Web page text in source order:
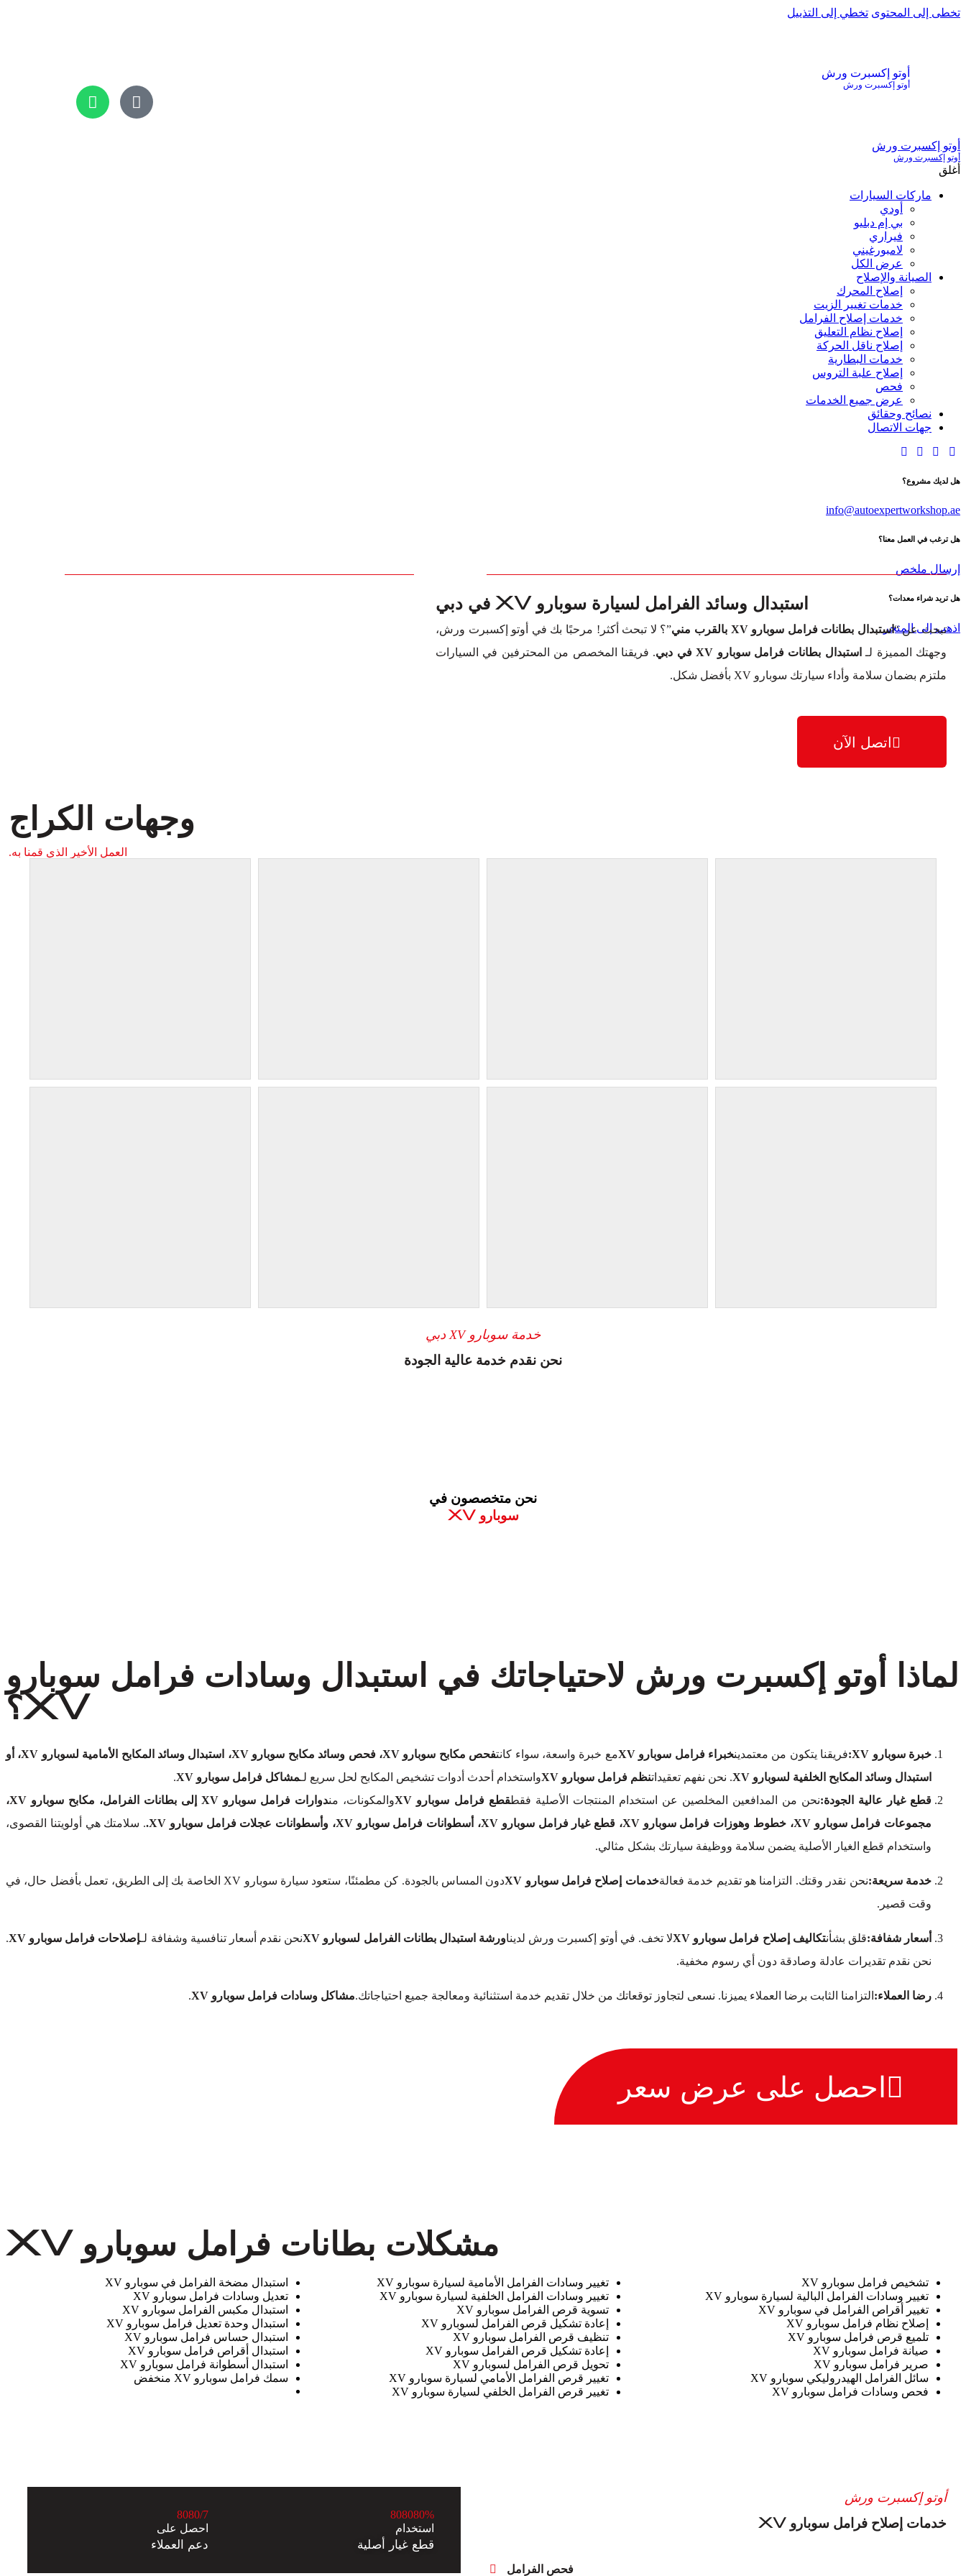
تخطى إلى المحتوى تخطي إلى التذييل
أوتو إكسبرت ورش
أوتو إكسبرت ورش
أوتو إكسبرت ورش
أوتو إكسبرت ورش
أغلق
ماركات السيارات
أودي
بي إم دبليو
فيراري
لامبورغيني
عرض الكل
الصيانة والإصلاح
إصلاح المحرك
خدمات تغيير الزيت
خدمات إصلاح الفرامل
إصلاح نظام التعليق
إصلاح ناقل الحركة
خدمات البطارية
إصلاح علبة التروس
فحص
عرض جميع الخدمات
نصائح وحقائق
جهات الاتصال
هل لديك مشروع؟
info@autoexpertworkshop.ae
هل ترغب في العمل معنا؟
إرسال ملخص
هل تريد شراء معدات؟
اذهب إلى المتجر
استبدال وسائد الفرامل لسيارة سوبارو XV في دبي
تبحث عن “استبدال بطانات فرامل سوبارو XV بالقرب مني
”؟ لا تبحث أكثر! مرحبًا بك في أوتو إكسبرت ورش،
وجهتك المميزة لـ استبدال بطانات فرامل سوبارو XV في دبي
. فريقنا المخصص من المحترفين في السيارات
ملتزم بضمان سلامة وأداء سيارتك سوبارو XV بأفضل شكل.
اتصل الآن
وجهات الكراج
العمل الأخير الذي قمنا به.
خدمة سوبارو XV دبي
نحن نقدم خدمة عالية الجودة
نحن متخصصون في
سوبارو XV
لماذا أوتو إكسبرت ورش لاحتياجاتك في استبدال وسادات فرامل سوبارو
XV؟
خبرة سوبارو XV: فريقنا يتكون من معتمدينخبراء فرامل سوبارو XV مع خبرة واسعة، سواء كانت
فحص مكابح سوبارو XV، فحص وسائد مكابح سوبارو XV، استبدال وسائد المكابح الأمامية لسوبارو XV، أو
استبدال وسائد المكابح الخلفية لسوبارو XV
. نحن نفهم تعقيداتنظم فرامل سوبارو XV واستخدام أحدث أدوات تشخيص المكابح لحل سريع لـمشاكل فرامل سوبارو XV
.
قطع غيار عالية الجودة:نحن من المدافعين المخلصين عن استخدام المنتجات الأصلية فقطقطع فرامل سوبارو XV والمكونات، من
دوارات فرامل سوبارو XV إلى بطانات الفرامل، مكابح سوبارو XV،
مجموعات فرامل سوبارو XV، خطوط وهوزات فرامل سوبارو XV، قطع غيار فرامل سوبارو XV، أسطوانات فرامل سوبارو XV، وأسطوانات عجلات فرامل سوبارو XV.
. سلامتك هي أولويتنا القصوى،
واستخدام قطع الغيار الأصلية يضمن سلامة ووظيفة سيارتك بشكل مثالي.
خدمة سريعة:نحن نقدر وقتك. التزامنا هو تقديم خدمة فعالةخدمات إصلاح فرامل سوبارو XV
دون المساس بالجودة. كن مطمئنًا، ستعود سيارة سوبارو XV الخاصة بك إلى الطريق، تعمل بأفضل حال، في
وقت قصير.
أسعار شفافة:قلق بشأنتكاليف إصلاح فرامل سوبارو XV لا تخف. في أوتو إكسبرت ورش لديناورشة استبدال بطانات الفرامل لسوبارو XV نحن نقدم أسعار تنافسية وشفافة لـإصلاحات فرامل سوبارو XV
.
نحن نقدم تقديرات عادلة وصادقة دون أي رسوم مخفية.
رضا العملاء: التزامنا الثابت برضا العملاء يميزنا. نسعى لتجاوز توقعاتك من خلال تقديم خدمة استثنائية ومعالجة جميع احتياجاتك.مشاكل وسادات فرامل سوبارو XV .
احصل على عرض سعر
مشكلات بطانات فرامل سوبارو XV
تشخيص فرامل سوبارو XV
تغيير وسادات الفرامل البالية لسيارة سوبارو XV
تغيير أقراص الفرامل في سوبارو XV
إصلاح نظام فرامل سوبارو XV
تلميع قرص فرامل سوبارو XV
صيانة فرامل سوبارو XV
صرير فرامل سوبارو XV
سائل الفرامل الهيدروليكي سوبارو XV
فحص وسادات فرامل سوبارو XV
تغيير وسادات الفرامل الأمامية لسيارة سوبارو XV
تغيير وسادات الفرامل الخلفية لسيارة سوبارو XV
تسوية قرص الفرامل سوبارو XV
إعادة تشكيل قرص الفرامل لسوبارو XV
تنظيف قرص الفرامل سوبارو XV
إعادة تشكيل قرص الفرامل سوبارو XV
تحويل قرص الفرامل لسوبارو XV
تغيير قرص الفرامل الأمامي لسيارة سوبارو XV
تغيير قرص الفرامل الخلفي لسيارة سوبارو XV
استبدال مضخة الفرامل في سوبارو XV
تعديل وسادات فرامل سوبارو XV
استبدال مكبس الفرامل سوبارو XV
استبدال وحدة تعديل فرامل سوبارو XV
استبدال حساس فرامل سوبارو XV
استبدال أقراص فرامل سوبارو XV
استبدال أسطوانة فرامل سوبارو XV
سمك فرامل سوبارو XV منخفض
أوتو إكسبرت ورش
خدمات إصلاح فرامل سوبارو XV
فحص الفرامل
808080%
استخدام
قطع غيار أصلية
8080/7
احصل على
دعم العملاء